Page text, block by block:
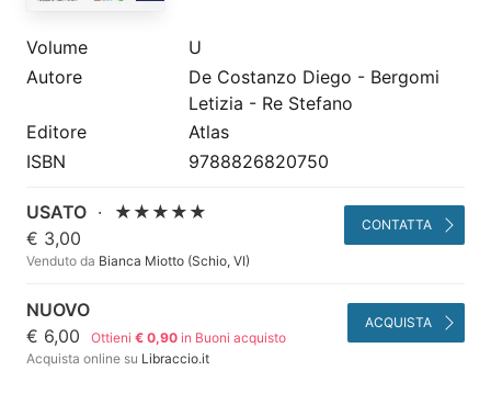
Volume
U
Autore
De Costanzo Diego - Bergomi
Letizia - Re Stefano
Editore
Atlas
ISBN
9788826820750
USATO ·
★★★★★
€ 3,00
Venduto da Bianca Miotto (Schio, VI)
CONTATTA
NUOVO
€ 6,00
Ottieni€ 0,90 in Buoni acquisto
Acquista online su Libraccio.it
ACQUISTA